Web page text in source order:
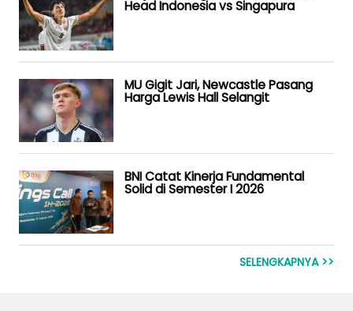
Head Indonesia vs Singapura
MU Gigit Jari, Newcastle Pasang
Harga Lewis Hall Selangit
BNI Catat Kinerja Fundamental
Solid di Semester I 2026
SELENGKAPNYA >>